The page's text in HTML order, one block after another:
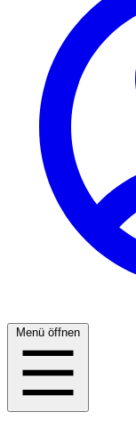
Menü öffnen